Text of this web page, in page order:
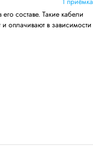
составе. Такие кабели
оплачивают в зависимости